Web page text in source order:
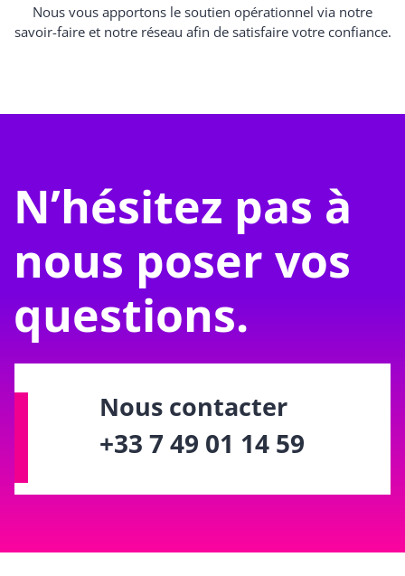
Nous vous apportons le soutien opérationnel via notre
savoir-faire et notre réseau afin de satisfaire votre confiance.
N’hésitez pas à
nous poser vos
questions.
Nous contacter
+33 7 49 01 14 59